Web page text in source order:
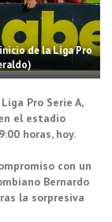
de la Liga Pro
Pro Serie A,
el estadio
horas, hoy.
con un
Bernardo
la sorpresiva